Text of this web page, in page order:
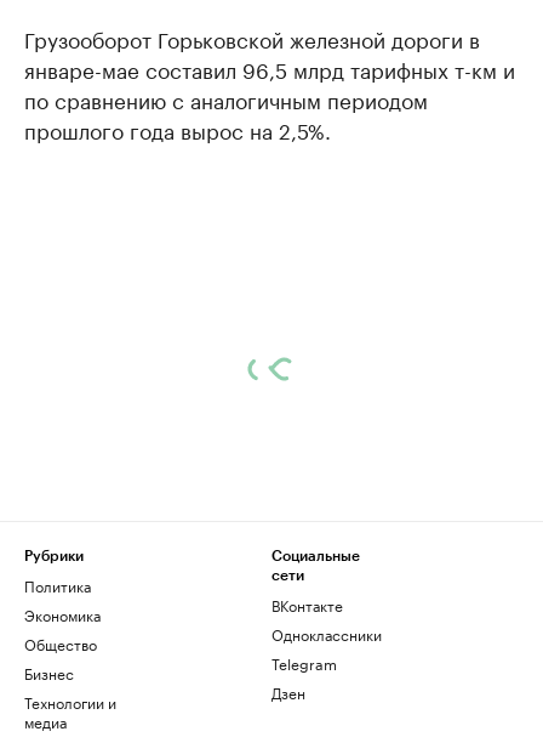
Грузооборот Горьковской железной дороги в
январе-мае составил 96,5 млрд тарифных т-км и
по сравнению с аналогичным периодом
прошлого года вырос на 2,5%.
Рубрики
Политика
Экономика
Общество
Бизнес
Технологии и
медиа
Социальные
сети
ВКонтакте
Одноклассники
Telegram
Дзен